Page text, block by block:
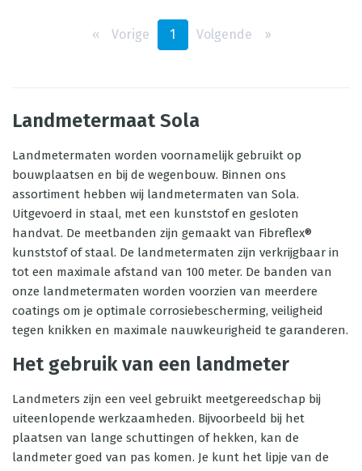
‹‹ Vorige 1 Volgende ››
Landmetermaat Sola
Landmetermaten worden voornamelijk gebruikt op
bouwplaatsen en bij de wegenbouw. Binnen ons
assortiment hebben wij landmetermaten van Sola.
Uitgevoerd in staal, met een kunststof en gesloten
handvat. De meetbanden zijn gemaakt van Fibreflex®
kunststof of staal. De landmetermaten zijn verkrijgbaar in
tot een maximale afstand van 100 meter. De banden van
onze landmetermaten worden voorzien van meerdere
coatings om je optimale corrosiebescherming, veiligheid
tegen knikken en maximale nauwkeurigheid te garanderen.
Het gebruik van een landmeter
Landmeters zijn een veel gebruikt meetgereedschap bij
uiteenlopende werkzaamheden. Bijvoorbeeld bij het
plaatsen van lange schuttingen of hekken, kan de
landmeter goed van pas komen. Je kunt het lipje van de